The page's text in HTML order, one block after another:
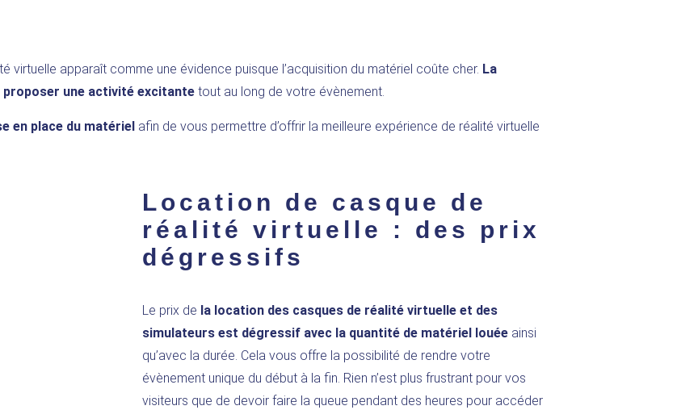
virtuelle apparaît comme une évidence puisque l’acquisition du matériel coûte cher. La
proposer une activité excitantetout au long de votre évènement.
en place du matériel afin de vous permettre d’offrir la meilleure expérience de réalité virtuelle
Location de casque de
réalité virtuelle : des prix
dégressifs
Le prix de la location des casques de réalité virtuelle et des
simulateurs est dégressif avec la quantité de matériel louée ainsi
qu’avec la durée. Cela vous offre la possibilité de rendre votre
évènement unique du début à la fin. Rien n’est plus frustrant pour vos
visiteurs que de devoir faire la queue pendant des heures pour accéder